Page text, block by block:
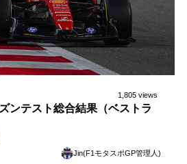
1,805 views
ンテスト総合結果（ベストラ
Jin(F1モタスポGP管理人)